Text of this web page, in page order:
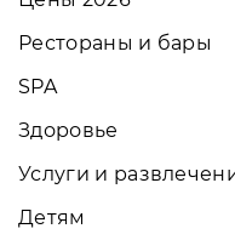
Рестораны и бары
SPA
Здоровье
Услуги и
Детям